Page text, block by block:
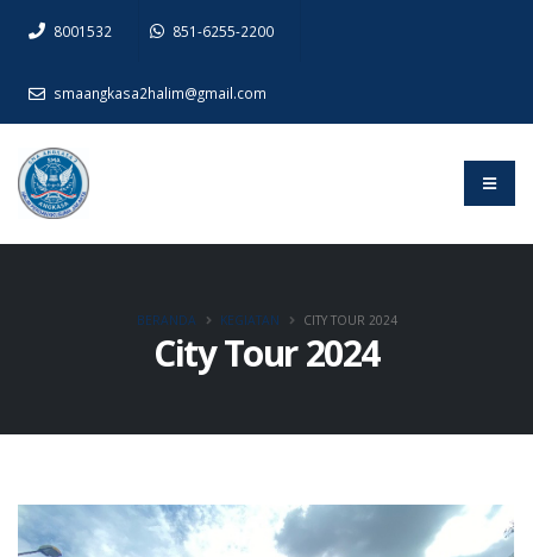
8001532 851-6255-2200
smaangkasa2halim@gmail.com
City Tour 2024
BERANDA KEGIATAN CITY TOUR 2024